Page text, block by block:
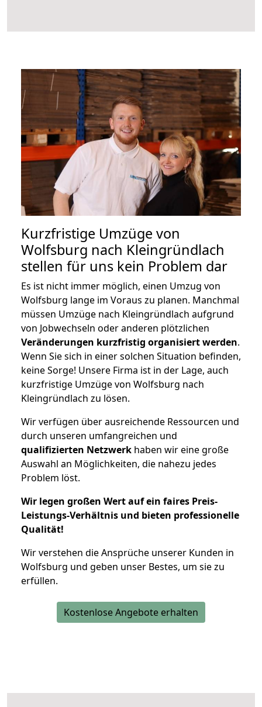
Kurzfristige Umzüge von
Wolfsburg nach Kleingründlach
stellen für uns kein Problem dar
Es ist nicht immer möglich, einen Umzug von
Wolfsburg lange im Voraus zu planen. Manchmal
müssen Umzüge nach Kleingründlach aufgrund
von Jobwechseln oder anderen plötzlichen
Veränderungen kurzfristig organisiert werden.
Wenn Sie sich in einer solchen Situation befinden,
keine Sorge! Unsere Firma ist in der Lage, auch
kurzfristige Umzüge von Wolfsburg nach
Kleingründlach zu lösen.
Wir verfügen über ausreichende Ressourcen und
durch unseren umfangreichen und
qualifizierten Netzwerk haben wir eine große
Auswahl an Möglichkeiten, die nahezu jedes
Problem löst.
Wir legen großen Wert auf ein faires Preis-
Leistungs-Verhältnis und bieten professionelle
Qualität!
Wir verstehen die Ansprüche unserer Kunden in
Wolfsburg und geben unser Bestes, um sie zu
erfüllen.
Kostenlose Angebote erhalten